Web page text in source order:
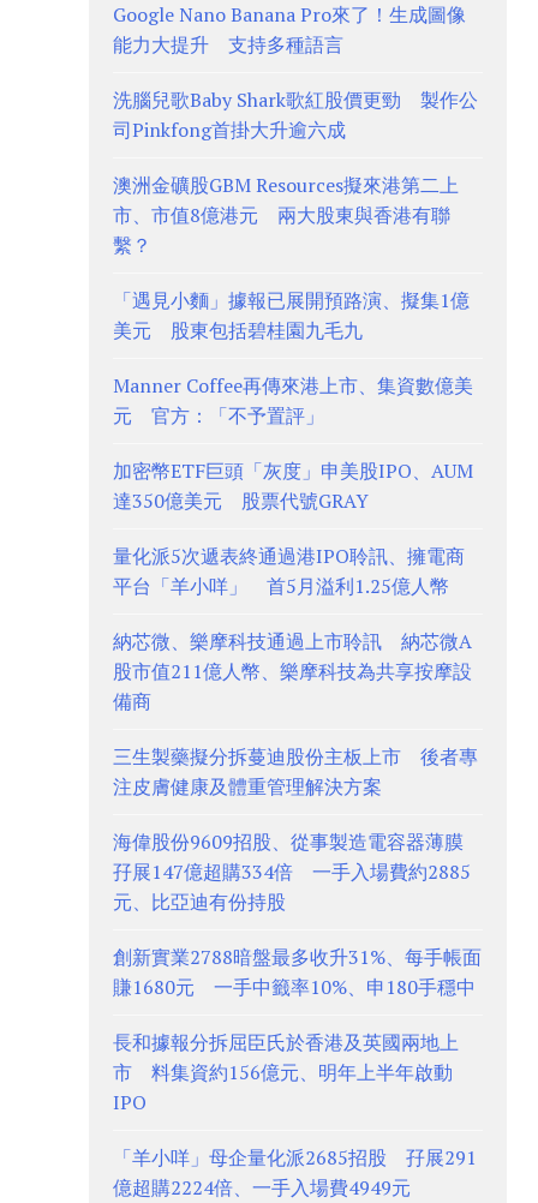
Google Nano Banana Pro來了！生成圖像
能力大提升 支持多種語言
洗腦兒歌Baby Shark歌紅股價更勁 製作公
司Pinkfong首掛大升逾六成
澳洲金礦股GBM Resources擬來港第二上
市、市值8億港元 兩大股東與香港有聯
繫？
「遇見小麵」據報已展開預路演、擬集1億
美元 股東包括碧桂園九毛九
Manner Coffee再傳來港上市、集資數億美
元 官方：「不予置評」
加密幣ETF巨頭「灰度」申美股IPO、AUM
達350億美元 股票代號GRAY
量化派5次遞表終通過港IPO聆訊、擁電商
平台「羊小咩」 首5月溢利1.25億人幣
納芯微、樂摩科技通過上市聆訊 納芯微A
股市值211億人幣、樂摩科技為共享按摩設
備商
三生製藥擬分拆蔓迪股份主板上市 後者專
注皮膚健康及體重管理解決方案
海偉股份9609招股、從事製造電容器薄膜
孖展147億超購334倍 一手入場費約2885
元、比亞迪有份持股
創新實業2788暗盤最多收升31%、每手帳面
賺1680元 一手中籤率10%、申180手穩中
長和據報分拆屈臣氏於香港及英國兩地上
市 料集資約156億元、明年上半年啟動
IPO
「羊小咩」母企量化派2685招股 孖展291
億超購2224倍、一手入場費4949元